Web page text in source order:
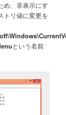
め、非表示にす
トリ値に変更を
という名前